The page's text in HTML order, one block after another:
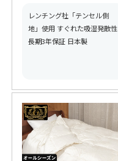
得】【グッドふとんマー
ク取得】
レンチング社「テンセル側
地」使用 すぐれた吸湿発散性
長期3年保証 日本製